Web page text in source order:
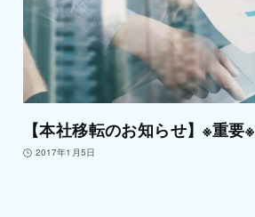
【本社移転のお知らせ】※重要※
2017年1月5日